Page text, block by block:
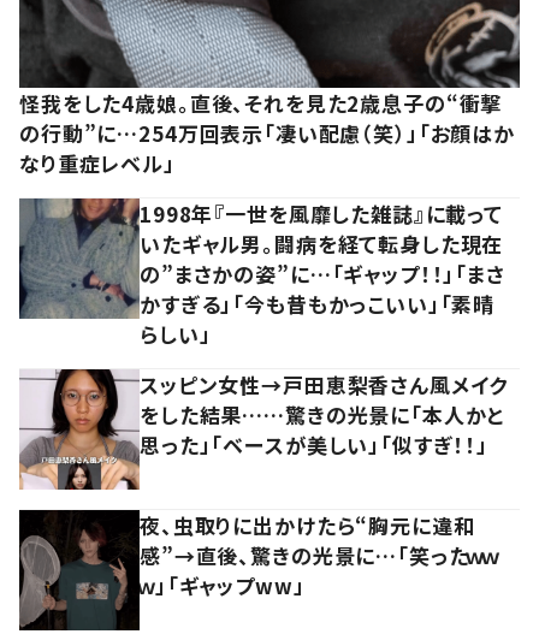
怪我をした4歳娘。直後、それを見た2歳息子の“衝撃
の行動”に…254万回表示「凄い配慮（笑）」「お顔はか
なり重症レベル」
1998年『一世を風靡した雑誌』に載って
いたギャル男。闘病を経て転身した現在
の”まさかの姿”に…「ギャップ！！」「まさ
かすぎる」「今も昔もかっこいい」「素晴
らしい」
スッピン女性→戸田恵梨香さん風メイク
をした結果……驚きの光景に「本人かと
思った」「ベースが美しい」「似すぎ！！」
夜、虫取りに出かけたら“胸元に違和
感”→直後、驚きの光景に…「笑ったｗｗ
ｗ」「ギャップww」